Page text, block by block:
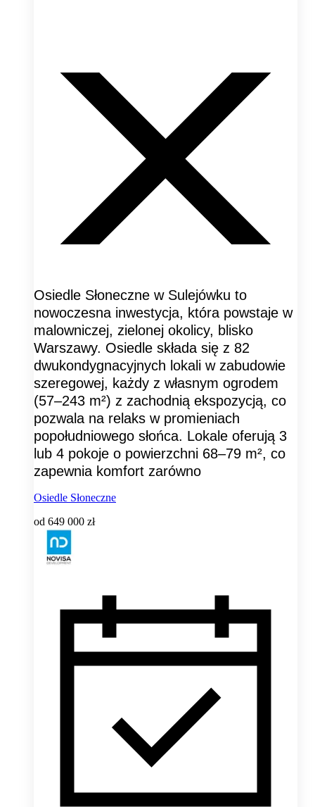
Osiedle Słoneczne w Sulejówku to
nowoczesna inwestycja, która powstaje w
malowniczej, zielonej okolicy, blisko
Warszawy. Osiedle składa się z 82
dwukondygnacyjnych lokali w zabudowie
szeregowej, każdy z własnym ogrodem
(57–243 m²) z zachodnią ekspozycją, co
pozwala na relaks w promieniach
popołudniowego słońca. Lokale oferują 3
lub 4 pokoje o powierzchni 68–79 m², co
zapewnia komfort zarówno
Osiedle Słoneczne
od 649 000 zł